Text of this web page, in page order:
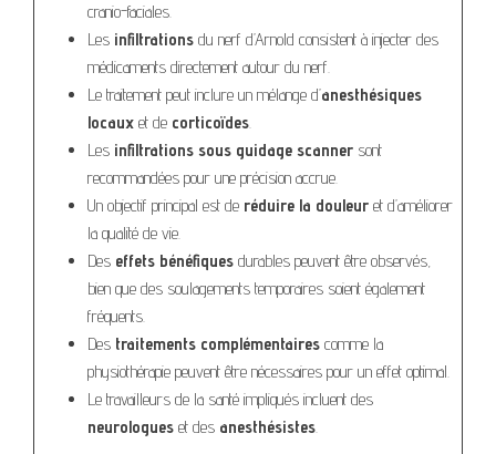
cranio-faciales.
Les infiltrations du nerf d’Arnold consistent à injecter des
médicaments directement autour du nerf.
Le traitement peut inclure un mélange d’anesthésiques
locaux et de corticoïdes.
Les infiltrations sous guidage scanner sont
recommandées pour une précision accrue.
Un objectif principal est de réduire la douleur et d’améliorer
la qualité de vie.
Des effets bénéfiques durables peuvent être observés,
bien que des soulagements temporaires soient également
fréquents.
Des traitements complémentaires comme la
physiothérapie peuvent être nécessaires pour un effet optimal.
Le travailleurs de la santé impliqués incluent des
neurologues et des anesthésistes.